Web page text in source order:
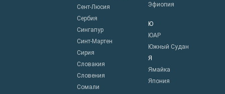
Сент-Люсия
Сербия
Сингапур
Синт-Мартен
Сирия
Словакия
Словения
Сомали
Эфиопия
Ю
ЮАР
Южный Судан
Я
Ямайка
Япония